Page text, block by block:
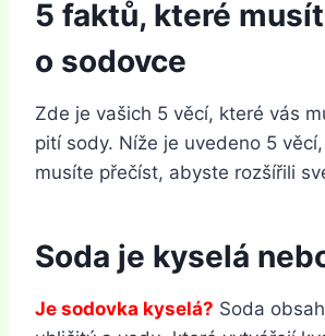
5 faktů, které
o sodovce
Zde je vašich 5 věcí, které vás
pití sody. Níže je uvedeno 5
musíte přečíst, abyste rozšířili
Soda je kyselá
Je sodovka kyselá? Soda